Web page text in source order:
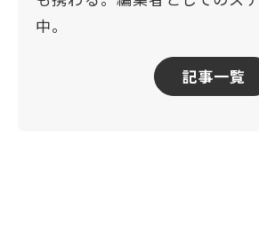
中。
記事一覧